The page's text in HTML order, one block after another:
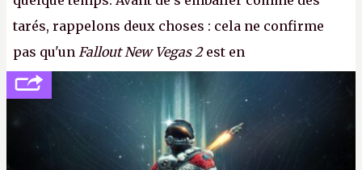
tarés, rappelons deux choses : cela ne confirme
pas qu'un Fallout New Vegas 2est en
développement (pour ce que l'on sait, ils bossent
peut-être sur
Fallout Football ou
Fallout vs. Les
Lapins Crétins) et l'Obsidian d'aujourd'hui n'est plus
le même studio qu'il y a 15 ans. Mais bon, OK, on